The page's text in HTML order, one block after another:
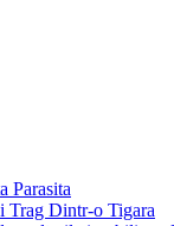
Parasita
Trag Dintr-o Tigara